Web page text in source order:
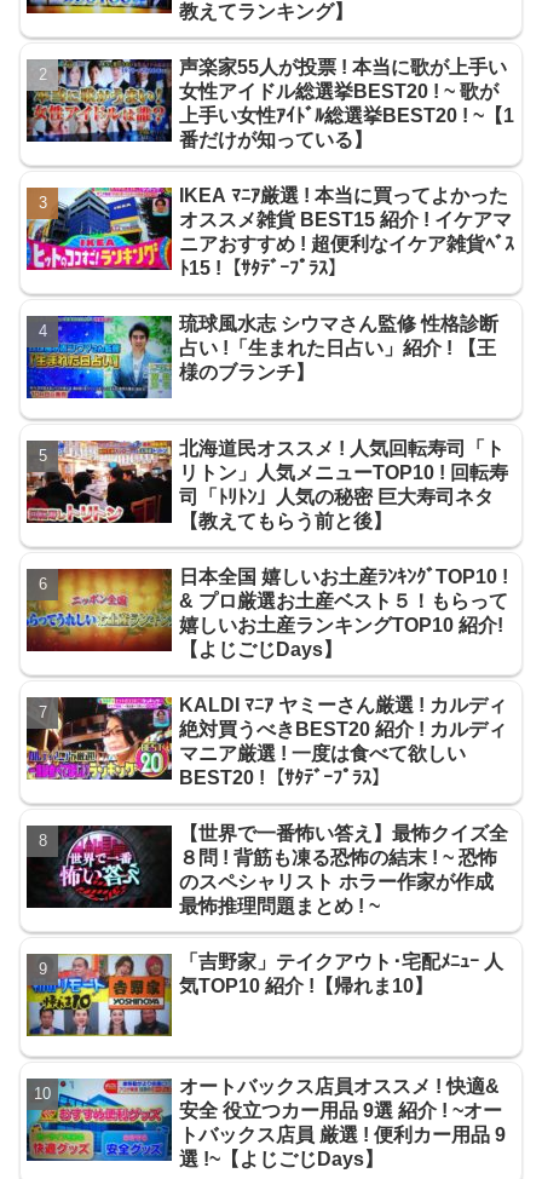
教えてランキング】
声楽家55人が投票 ! 本当に歌が上手い
女性アイドル総選挙BEST20 ! ~ 歌が
上手い女性ｱｲﾄﾞﾙ総選挙BEST20 ! ~【1
番だけが知っている】
IKEA ﾏﾆｱ厳選 ! 本当に買ってよかった
オススメ雑貨 BEST15 紹介 ! イケアマ
ニアおすすめ ! 超便利なイケア雑貨ﾍﾞｽ
ﾄ15 !【ｻﾀﾃﾞｰﾌﾟﾗｽ】
琉球風水志 シウマさん監修 性格診断
占い !「生まれた日占い」紹介 ! 【王
様のブランチ】
北海道民オススメ ! 人気回転寿司「ト
リトン」人気メニューTOP10 ! 回転寿
司「ﾄﾘﾄﾝ」人気の秘密 巨大寿司ネタ
【教えてもらう前と後】
日本全国 嬉しいお土産ﾗﾝｷﾝｸﾞTOP10 !
& プロ厳選お土産ベスト５！もらって
嬉しいお土産ランキングTOP10 紹介!
【よじごじDays】
KALDI ﾏﾆｱ ヤミーさん厳選 ! カルディ
絶対買うべきBEST20 紹介 ! カルディ
マニア厳選 ! 一度は食べて欲しい
BEST20 !【ｻﾀﾃﾞｰﾌﾟﾗｽ】
【世界で一番怖い答え】最怖クイズ全
８問 ! 背筋も凍る恐怖の結末 ! ~ 恐怖
のスペシャリスト ホラー作家が作成
最怖推理問題まとめ ! ~
「吉野家」テイクアウト･宅配ﾒﾆｭｰ 人
気TOP10 紹介 !【帰れま10】
オートバックス店員オススメ ! 快適&
安全 役立つカー用品 9選 紹介 ! ~オー
トバックス店員 厳選 ! 便利カー用品 9
選 !~【よじごじDays】